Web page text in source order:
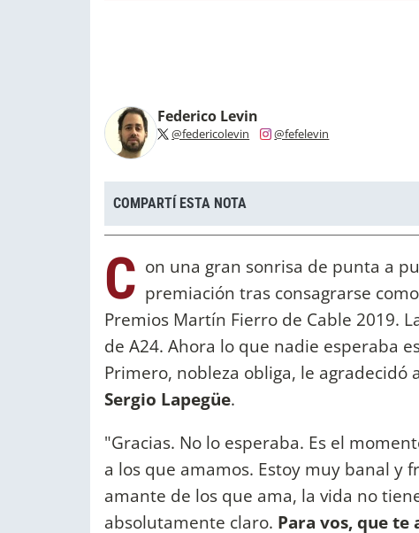
Federico Levin
@federicolevin @fefelevin
COMPARTÍ ESTA NOTA
C on una gran sonrisa de punta a
premiación tras consagrarse
Premios Martín Fierro de Cable 2019.
de A24. Ahora lo que nadie esperaba
Primero, nobleza obliga, le
Sergio Lapegüe.
"Gracias. No lo esperaba. Es el
a los que amamos. Estoy muy banal y
amante de los que ama, la vida no
absolutamente claro. Para vos, que te